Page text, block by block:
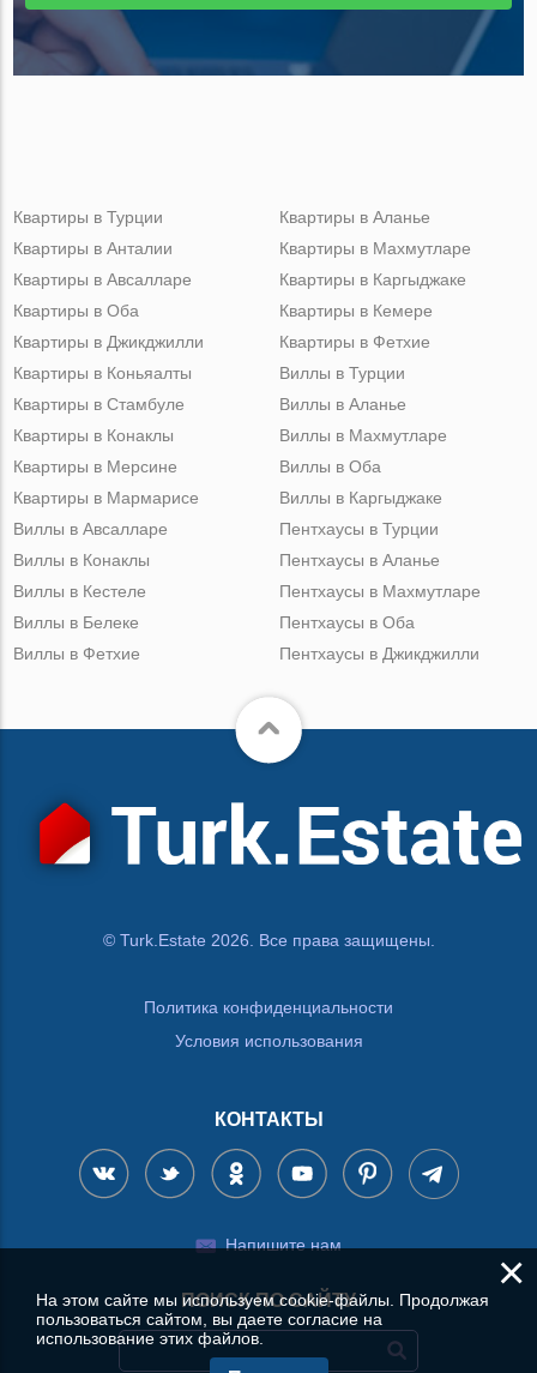
Квартиры в Турции
Квартиры в Анталии
Квартиры в Авсалларе
Квартиры в Оба
Квартиры в Джикджилли
Квартиры в Аланье
Квартиры в Махмутларе
Квартиры в Каргыджаке
Квартиры в Кемере
Квартиры в Фетхие
Квартиры в Коньяалты
Квартиры в Стамбуле
Квартиры в Конаклы
Квартиры в Мерсине
Квартиры в Мармарисе
Виллы в Турции
Виллы в Аланье
Виллы в Махмутларе
Виллы в Оба
Виллы в Каргыджаке
Виллы в Авсалларе
Виллы в Конаклы
Виллы в Кестеле
Виллы в Белеке
Виллы в Фетхие
Пентхаусы в Турции
Пентхаусы в Аланье
Пентхаусы в Махмутларе
Пентхаусы в Оба
Пентхаусы в Джикджилли
© Turk.Estate 2026. Все права защищены.
Политика конфиденциальности
Условия использования
КОНТАКТЫ
Напишите нам
ПОИСК ПО САЙТУ
×
На этом сайте мы используем cookie-файлы. Продолжая
пользоваться сайтом, вы даете согласие на
использование этих файлов.